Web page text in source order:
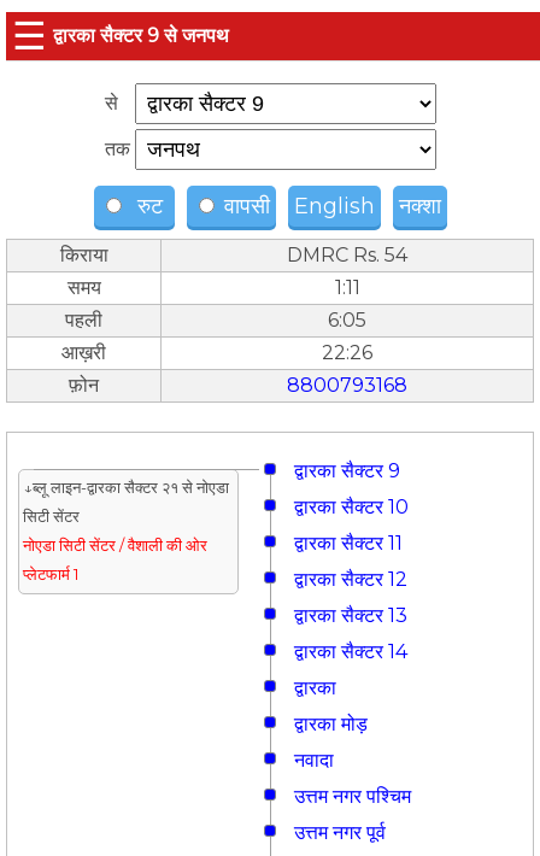
☰ द्वारका सैक्टर 9 से जनपथ
से
तक
रुट वापसी English नक्शा
किराया
DMRC Rs. 54
समय
1:11
पहली
6:05
आख़री
22:26
फ़ोन
8800793168
द्वारका सैक्टर 9
↓ब्लू लाइन-द्वारका सैक्टर २१ से नोएडा
सिटी सेंटर
नोएडा सिटी सेंटर / वैशाली की ओर
प्लेटफार्म 1
द्वारका सैक्टर 10
द्वारका सैक्टर 11
द्वारका सैक्टर 12
द्वारका सैक्टर 13
द्वारका सैक्टर 14
द्वारका
द्वारका मोड़
नवादा
उत्तम नगर पश्चिम
उत्तम नगर पूर्व